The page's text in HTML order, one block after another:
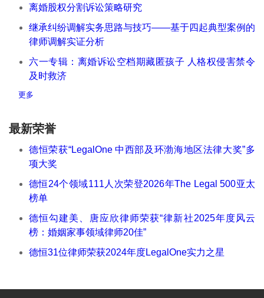
离婚股权分割诉讼策略研究
继承纠纷调解实务思路与技巧——基于四起典型案例的
律师调解实证分析
六一专辑：离婚诉讼空档期藏匿孩子 人格权侵害禁令
及时救济
更多
最新荣誉
德恒荣获“LegalOne 中西部及环渤海地区法律大奖”多
项大奖
德恒24个领域111人次荣登2026年The Legal 500亚太
榜单
德恒勾建美、唐应欣律师荣获“律新社2025年度风云
榜：婚姻家事领域律师20佳”
德恒31位律师荣获2024年度LegalOne实力之星